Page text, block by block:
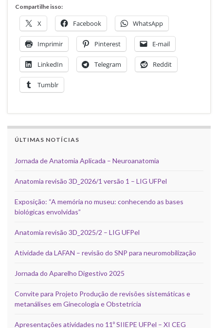
Compartilhe isso:
X Facebook WhatsApp
Imprimir Pinterest E-mail
LinkedIn Telegram Reddit
Tumblr
ÚLTIMAS NOTÍCIAS
Jornada de Anatomia Aplicada – Neuroanatomia
Anatomia revisão 3D_2026/1 versão 1 – LIG UFPel
Exposição: “A memória no museu: conhecendo as bases
biológicas envolvidas”
Anatomia revisão 3D_2025/2 – LIG UFPel
Atividade da LAFAN – revisão do SNP para neuromobilização
Jornada do Aparelho Digestivo 2025
Convite para Projeto Produção de revisões sistemáticas e
metanálises em Ginecologia e Obstetrícia
Apresentações atividades no 11º SIIEPE UFPel – XI CEG